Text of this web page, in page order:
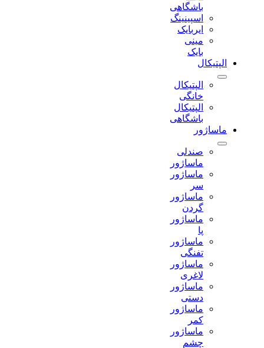
باشگاهی
اسپینینگ
ایربایک
مینی
الپتیکال
الپتیکال
خانگی
الپتیکال
باشگاهی
ماساژور
صندلی
ماساژور
ماساژور
ماساژور
ماساژور
ماساژور
تفنگی
ماساژور
لاغری
ماساژور
دستی
ماساژور
ماساژور